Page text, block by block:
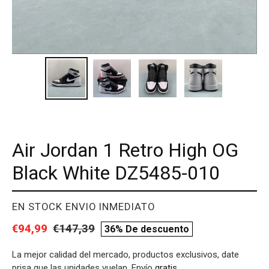
Air Jordan 1 Retro High OG
Black White DZ5485-010
PROVEEDOR
EN STOCK ENVIO INMEDIATO
Precio
venta
€94,99 Precio
€147,39
compare
36% De descuento
La mejor calidad del mercado, productos exclusivos, date